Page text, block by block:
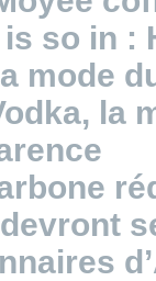
so in :
mode
la